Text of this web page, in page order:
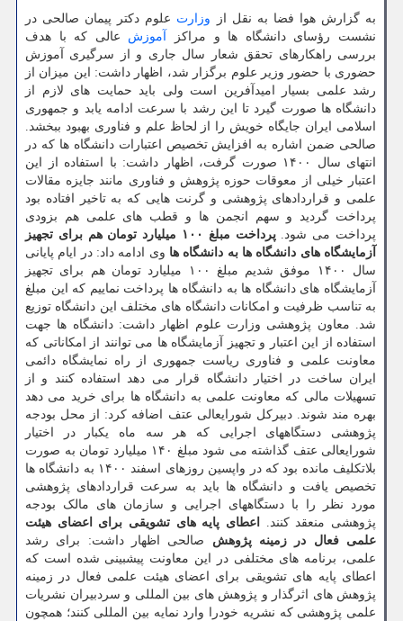
به گزارش هوا فضا به نقل از وزارت علوم دکتر پیمان صالحی در
نشست رؤسای دانشگاه ها و مراکز
آموزش عالی که با هدف
بررسی راهکارهای تحقق شعار سال جاری و از سرگیری آموزش
حضوری با حضور وزیر علوم برگزار شد، اظهار داشت: این میزان از
رشد علمی بسیار امیدآفرین است ولی باید حمایت های لازم از
دانشگاه ها صورت گیرد تا این رشد با سرعت ادامه یابد و جمهوری
اسلامی ایران جایگاه خویش را از لحاظ علم و فناوری بهبود ببخشد.
صالحی ضمن اشاره به افزایش تخصیص اعتبارات دانشگاه ها که در
انتهای سال ۱۴۰۰ صورت گرفت، اظهار داشت: با استفاده از این
اعتبار خیلی از معوقات حوزه پژوهش و فناوری مانند جایزه مقالات
علمی و قراردادهای پژوهشی و گرنت هایی که به تاخیر افتاده بود
پرداخت گردید و سهم انجمن ها و قطب های علمی هم بزودی
پرداخت می شود.
پرداخت مبلغ ۱۰۰ میلیارد تومان هم برای تجهیز
آزمایشگاه های دانشگاه ها به دانشگاه ها وی ادامه داد: در ایام پایانی
سال ۱۴۰۰ موفق شدیم مبلغ ۱۰۰ میلیارد تومان هم برای تجهیز
آزمایشگاه های دانشگاه ها به دانشگاه ها پرداخت نماییم که این مبلغ
به تناسب ظرفیت و امکانات دانشگاه های مختلف این دانشگاه توزیع
شد. معاون پژوهشی وزارت علوم اظهار داشت: دانشگاه ها جهت
استفاده از این اعتبار و تجهیز آزمایشگاه ها می توانند از امکاناتی که
معاونت علمی و فناوری ریاست جمهوری از راه نمایشگاه دائمی
ایران ساخت در اختیار دانشگاه قرار می دهد استفاده کنند و از
تسهیلات مالی که معاونت علمی به دانشگاه ها برای خرید می دهد
بهره مند شوند. دبیرکل شورایعالی عتف اضافه کرد: از محل بودجه
پژوهشی دستگاههای اجرایی که هر سه ماه یکبار در اختیار
شورایعالی عتف گذاشته می شود مبلغ ۱۴۰ میلیارد تومان به صورت
بلاتکلیف مانده بود که در واپسین روزهای اسفند ۱۴۰۰ به دانشگاه ها
تخصیص یافت و دانشگاه ها باید به سرعت قراردادهای پژوهشی
مورد نظر را با دستگاههای اجرایی و سازمان های مالک بودجه
پژوهشی منعقد کنند.
اعطای پایه های تشویقی برای اعضای هیئت
علمی فعال در زمینه پژوهش صالحی اظهار داشت: برای رشد
علمی، برنامه های مختلفی در این معاونت پیشبینی شده است که
اعطای پایه های تشویقی برای اعضای هیئت علمی فعال در زمینه
پژوهش های اثرگذار و پژوهش های بین المللی و سردبیران نشریات
علمی پژوهشی که نشریه خودرا وارد نمایه بین المللی کنند؛ همچون